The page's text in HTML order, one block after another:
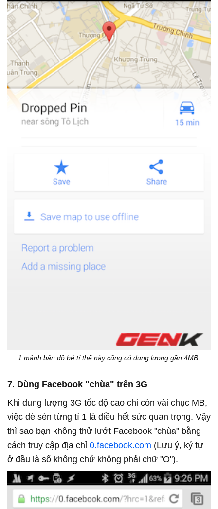
1 mảnh bản đồ bé tí thế này cũng có dung lượng gần 4MB.
7. Dùng Facebook "chùa" trên 3G
Khi dung lượng 3G tốc độ cao chỉ còn vài chục MB,
việc dè sẻn từng tí 1 là điều hết sức quan trọng. Vậy
thì sao bạn không thử lướt Facebook "chùa" bằng
cách truy cập địa chỉ 0.facebook.com (Lưu ý, ký tự
ở đầu là số không chứ không phải chữ "O").